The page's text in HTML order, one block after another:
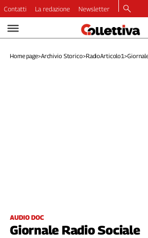
Video
Dirette
Filcams
Contatti La redazione Newsletter
Home page>Archivio Storico>RadioArticolo1>
AUDIO DOC
Giornale Radio Sociale